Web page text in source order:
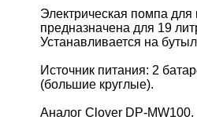
Электрическая помпа
предназначена для 19
Устанавливается на
Источник питания: 2
(большие круглые).
Аналог Clover DP-MW100.